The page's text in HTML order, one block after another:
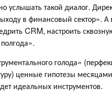
услышать такой диалог.
в финансовый
CRM, настроить
голода»
ценные гипотезы
идеальных инструментов.